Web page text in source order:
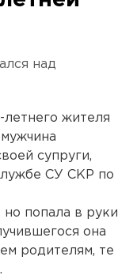
над
жителя
супруги,
СУ СКР по
попала в руки
она
родителям, те